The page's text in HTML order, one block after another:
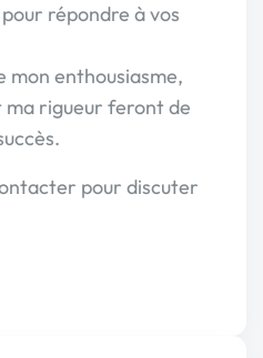
répondre à vos
mon enthousiasme,
ma rigueur feront de
pour discuter